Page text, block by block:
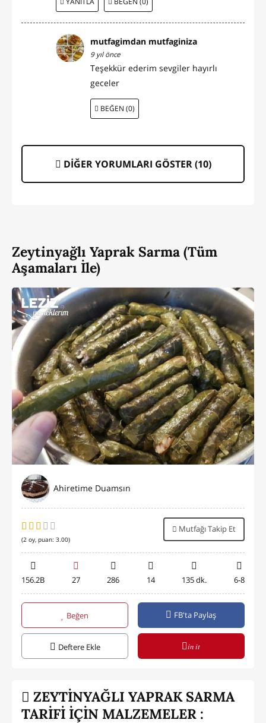
mutfagimdan mutfaginiza
9 yıl önce
Teşekkür ederim sevgiler hayırlı
geceler
BEĞEN (0)
DİĞER YORUMLARI GÖSTER (10)
Zeytinyağlı Yaprak Sarma (Tüm
Aşamaları İle)
Ahiretime Duamsın
(2 oy, puan: 3.00)
Mutfağı Takip Et
156.2B 27 286 14 135 dk. 6-8
Beğen FB'ta Paylaş
Deftere Ekle in it
ZEYTİNYAĞLI YAPRAK SARMA
TARİFİ İÇİN MALZEMELER :